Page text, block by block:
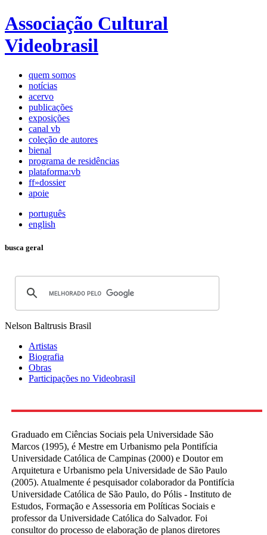
Associação Cultural
Videobrasil
quem somos
notícias
acervo
publicações
exposições
canal vb
coleção de autores
bienal
programa de residências
plataforma:vb
ff»dossier
apoie
português
english
busca geral
Nelson Baltrusis Brasil
Artistas
Biografia
Obras
Participações no Videobrasil
Graduado em Ciências Sociais pela Universidade São
Marcos (1995), é Mestre em Urbanismo pela Pontifícia
Universidade Católica de Campinas (2000) e Doutor em
Arquitetura e Urbanismo pela Universidade de São Paulo
(2005). Atualmente é pesquisador colaborador da Pontifícia
Universidade Católica de São Paulo, do Pólis - Instituto de
Estudos, Formação e Assessoria em Políticas Sociais e
professor da Universidade Católica do Salvador. Foi
consultor do processo de elaboração de planos diretores